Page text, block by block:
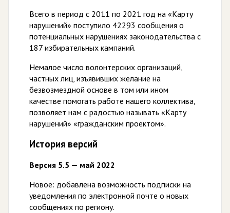
Всего в период с 2011 по 2021 год на «Карту
нарушений» поступило 42293 сообщения о
потенциальных нарушениях законодательства с
187 избирательных кампаний.
Немалое число волонтерских организаций,
частных лиц, изъявивших желание на
безвозмездной основе в том или ином
качестве помогать работе нашего коллектива,
позволяет нам с радостью называть «Карту
нарушений» «гражданским проектом».
История версий
Версия 5.5 — май 2022
Новое: добавлена возможность подписки на
уведомления по электронной почте о новых
сообщениях по региону.